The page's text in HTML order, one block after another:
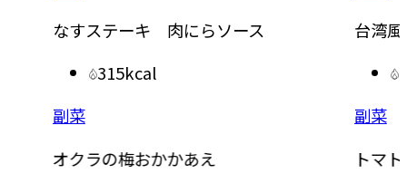
なすステーキ 肉にらソース
315kcal
副菜
オクラの梅おかかあえ
台湾
副菜
トマ